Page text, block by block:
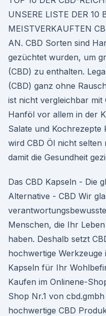
UNSERE LISTE DER 10
MEISTVERKAUFTEN
AN. CBD Sorten sind
gezüchtet wurden, um
(CBD) zu enthalten.
(CBD) ganz ohne
ist nicht vergleichbar mit
Hanföl vor allem in der
Salate und
wird CBD Öl nicht
damit die Gesundheit
Das CBD Kapseln - Die
Alternative - CBD Wir
Menschen, die Ihr
haben. Deshalb setzt
hochwertige
Kapseln für Ihr
Kaufen im Onlinene-
Shop Nr.1 von
hochwertige CBD